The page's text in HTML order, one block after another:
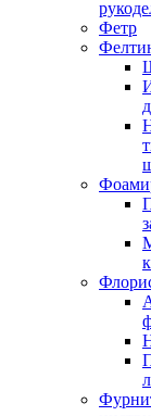
Фетр